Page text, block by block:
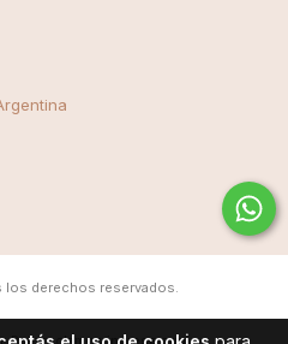
los derechos reservados.